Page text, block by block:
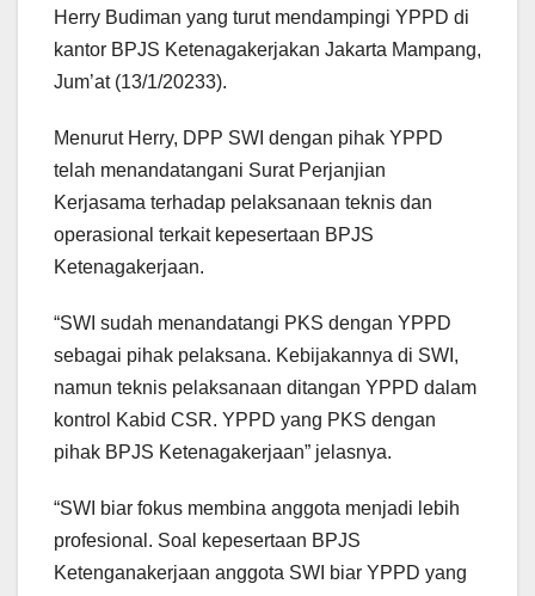
Herry Budiman yang turut mendampingi YPPD di
kantor BPJS Ketenagakerjakan Jakarta Mampang,
Jum’at (13/1/20233).
Menurut Herry, DPP SWI dengan pihak YPPD
telah menandatangani Surat Perjanjian
Kerjasama terhadap pelaksanaan teknis dan
operasional terkait kepesertaan BPJS
Ketenagakerjaan.
“SWI sudah menandatangi PKS dengan YPPD
sebagai pihak pelaksana. Kebijakannya di SWI,
namun teknis pelaksanaan ditangan YPPD dalam
kontrol Kabid CSR. YPPD yang PKS dengan
pihak BPJS Ketenagakerjaan” jelasnya.
“SWI biar fokus membina anggota menjadi lebih
profesional. Soal kepesertaan BPJS
Ketenganakerjaan anggota SWI biar YPPD yang